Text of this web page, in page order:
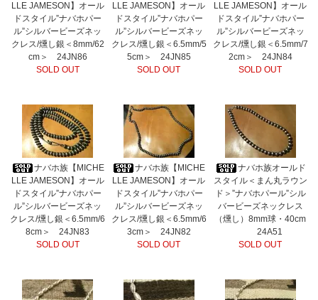
LLE JAMESON】オール
ドスタイル”ナバホパー
ル”シルバービーズネッ
クレス/燻し銀＜8mm/62
cm＞ 24JN86
SOLD OUT
LLE JAMESON】オール
ドスタイル”ナバホパー
ル”シルバービーズネッ
クレス/燻し銀＜6.5mm/5
5cm＞ 24JN85
SOLD OUT
LLE JAMESON】オール
ドスタイル”ナバホパー
ル”シルバービーズネッ
クレス/燻し銀＜6.5mm/7
2cm＞ 24JN84
SOLD OUT
ナバホ族【MICHE
LLE JAMESON】オール
ドスタイル”ナバホパー
ル”シルバービーズネッ
クレス/燻し銀＜6.5mm/6
8cm＞ 24JN83
SOLD OUT
ナバホ族【MICHE
LLE JAMESON】オール
ドスタイル”ナバホパー
ル”シルバービーズネッ
クレス/燻し銀＜6.5mm/6
3cm＞ 24JN82
SOLD OUT
ナバホ族オールド
スタイル＜まん丸ラウン
ド＞”ナバホパール”シル
バービーズネックレス
（燻し）8mm球・40cm
24A51
SOLD OUT